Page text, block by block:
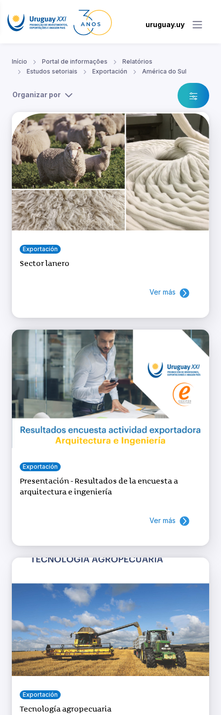
uruguay.uy
Início Portal de informações
Relatórios
Estudos setoriais
Exportación América do Sul
Organizar por
Exportación
Sector lanero
Ver más
Exportación
Presentación - Resultados de la encuesta a
arquitectura e ingeniería
Ver más
Exportación
Tecnología agropecuaria